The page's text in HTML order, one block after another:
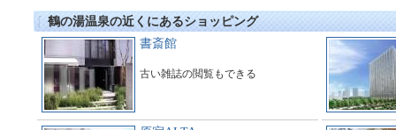
鶴の湯温泉の近くにあるショッピング
書斎館
古い雑誌の閲覧もできる